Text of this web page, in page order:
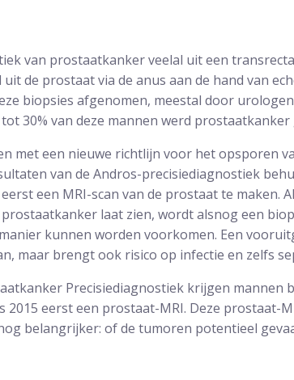
van prostaatkanker veelal uit een
de prostaat via de anus aan de hand van
biopsies afgenomen, meestal door
30% van deze mannen werd prostaatkanker
met een nieuwe richtlijn voor het opsporen
van de Andros-precisiediagnostiek
een MRI-scan van de prostaat te maken.
laat zien, wordt alsnog een
kunnen worden voorkomen. Een
maar brengt ook risico op infectie en zelfs
Precisiediagnostiek krijgen mannen
eerst een prostaat-MRI. Deze prostaat-
belangrijker: of de tumoren potentieel